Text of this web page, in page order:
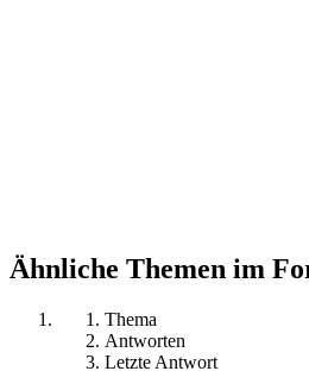
Ähnliche Themen im
Thema
Antworten
Letzte Antwort